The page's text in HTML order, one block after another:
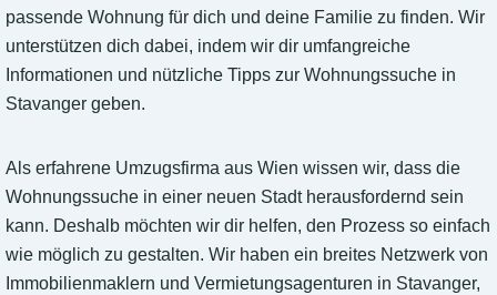
passende Wohnung für dich und deine Familie zu finden. Wir
unterstützen dich dabei, indem wir dir umfangreiche
Informationen und nützliche Tipps zur Wohnungssuche in
Stavanger geben.
Als erfahrene Umzugsfirma aus Wien wissen wir, dass die
Wohnungssuche in einer neuen Stadt herausfordernd sein
kann. Deshalb möchten wir dir helfen, den Prozess so einfach
wie möglich zu gestalten. Wir haben ein breites Netzwerk von
Immobilienmaklern und Vermietungsagenturen in Stavanger,